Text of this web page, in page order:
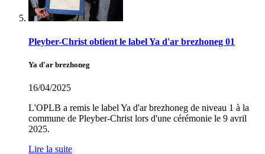
Pleyber-Christ obtient le label Ya d'ar brezhoneg 01
Ya d'ar brezhoneg
16/04/2025
L'OPLB a remis le label Ya d'ar brezhoneg de niveau 1 à la
commune de Pleyber-Christ lors d'une cérémonie le 9 avril
2025.
Lire la suite